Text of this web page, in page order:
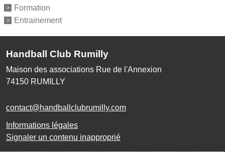
Formation
Entrainement
Handball Club Rumilly
Maison des associations Rue de l'Annexion
74150 RUMILLY
contact@handballclubrumilly.com
Informations légales
Signaler un contenu inapproprié